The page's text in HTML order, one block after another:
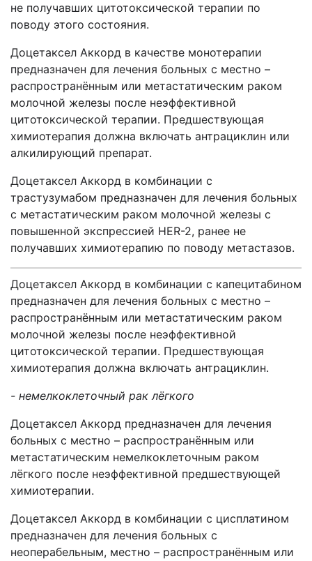
не получавших цитотоксической терапии по
поводу этого состояния.
Доцетаксел Аккорд в качестве монотерапии
предназначен для лечения больных с местно –
распространённым или метастатическим раком
молочной железы после неэффективной
цитотоксической терапии. Предшествующая
химиотерапия должна включать антрациклин или
алкилирующий препарат.
Доцетаксел Аккорд в комбинации с
трастузумабом предназначен для лечения больных
с метастатическим раком молочной железы с
повышенной экспрессией НЕR-2, ранее не
получавших химиотерапию по поводу метастазов.
Доцетаксел Аккорд в комбинации с капецитабином
предназначен для лечения больных с местно –
распространённым или метастатическим раком
молочной железы после неэффективной
цитотоксической терапии. Предшествующая
химиотерапия должна включать антрациклин.
- немелкоклеточный рак лёгкого
Доцетаксел Аккорд предназначен для лечения
больных с местно – распространённым или
метастатическим немелкоклеточным раком
лёгкого после неэффективной предшествующей
химиотерапии.
Доцетаксел Аккорд в комбинации с цисплатином
предназначен для лечения больных с
неоперабельным, местно – распространённым или